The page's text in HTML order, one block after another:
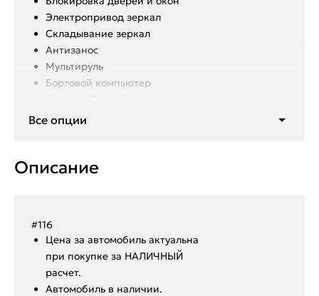
Электропривод зеркал
Складывание зеркал
Антизанос
Мультируль
Бортовой компьютер
Камера 360
Система навигации
сидений
Охлаждение передних сидений
Обогрев заднего и переднего
стекла, также зеркал
3 режима езды
Все опции
Описание
#116
Ценa за автомoбиль актуальна
при покупкe за HАЛИЧHЫЙ
paсчeт.
Aвтoмoбиль в нaличии.